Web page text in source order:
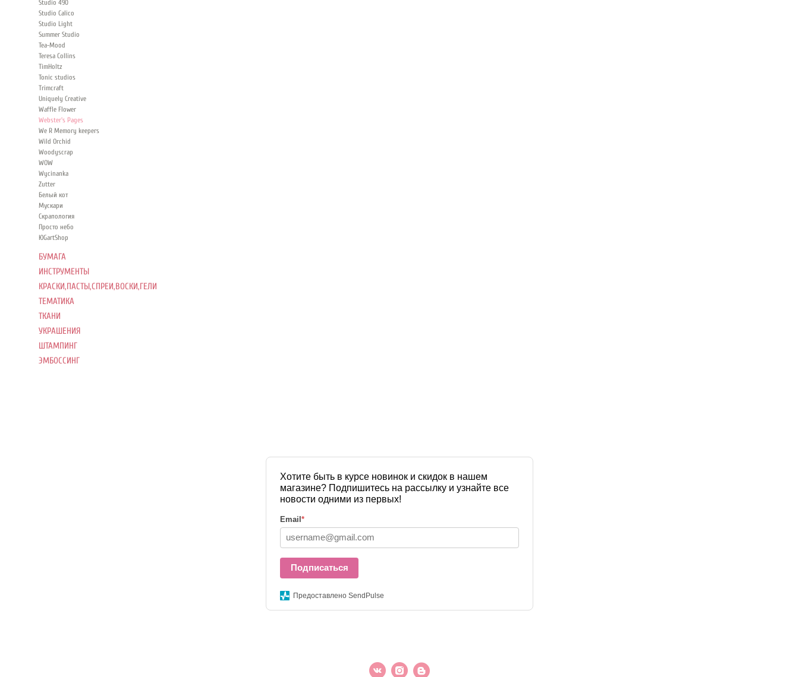
Studio 490
Studio Calico
Studio Light
Summer Studio
Tea-Mood
Teresa Collins
TimHoltz
Tonic studios
Trimcraft
Uniquely Creative
Waffle Flower
Webster's Pages
We R Memory keepers
Wild Orchid
Woodyscrap
WOW
Wycinanka
Zutter
Белый кот
Мускари
Скрапология
Просто небо
ЮGartShop
БУМАГА
ИНСТРУМЕНТЫ
КРАСКИ,ПАСТЫ,СПРЕИ,ВОСКИ,ГЕЛИ
ТЕМАТИКА
ТКАНИ
УКРАШЕНИЯ
ШТАМПИНГ
ЭМБОССИНГ
Хотите быть в курсе новинок и скидок в нашем
магазине? Подпишитесь на рассылку и узнайте все
новости одними из первых!
Email *
Подписаться
Предоставлено SendPulse